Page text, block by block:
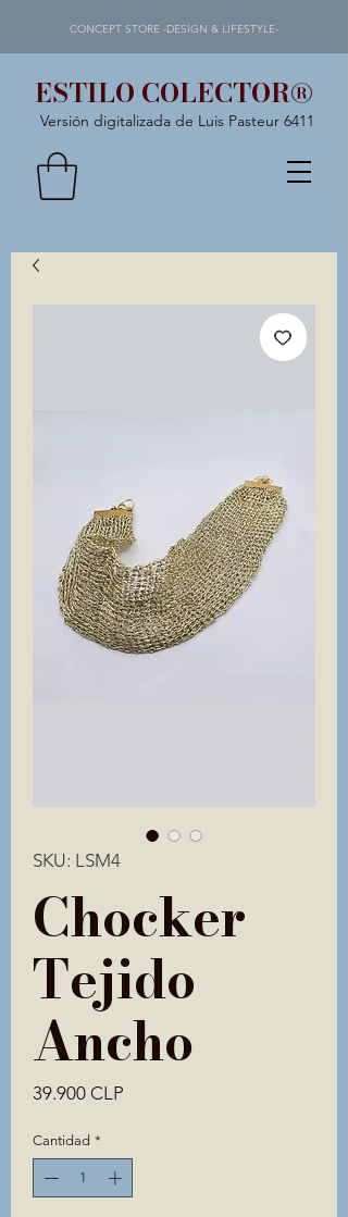
ESTILO COLECTOR®
Versión digitalizada de Luis Pasteur 6411
CONCEPT STORE -DESIGN & LIFESTYLE-
SKU: LSM4
Chocker
Tejido
Ancho
39.900 CLP
Cantidad *